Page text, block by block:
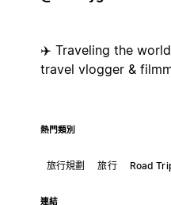
✈️ Traveling the
travel vlogger &
熱門類別
旅行規劃 旅行 Road
連結